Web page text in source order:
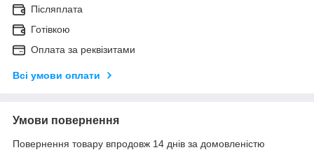
Післяплата
Готівкою
Оплата за реквізитами
Всі умови оплати
Умови повернення
Повернення товару впродовж 14 днів за домовленістю